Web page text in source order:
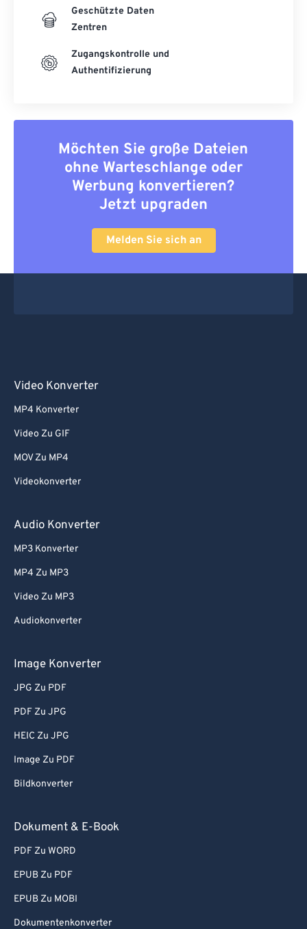
Geschützte Daten
Zentren
Zugangskontrolle und
Authentifizierung
Möchten Sie große Dateien
ohne Warteschlange oder
Werbung konvertieren?
Jetzt upgraden
Melden Sie sich an
Video Konverter
MP4 Konverter
Video Zu GIF
MOV Zu MP4
Videokonverter
Audio Konverter
MP3 Konverter
MP4 Zu MP3
Video Zu MP3
Audiokonverter
Image Konverter
JPG Zu PDF
PDF Zu JPG
HEIC Zu JPG
Image Zu PDF
Bildkonverter
Dokument & E-Book
PDF Zu WORD
EPUB Zu PDF
EPUB Zu MOBI
Dokumentenkonverter